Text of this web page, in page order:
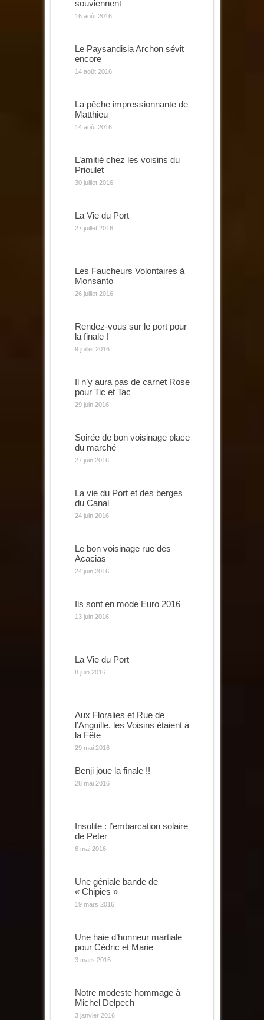
souviennent
16 août 2016
Le Paysandisia Archon sévit
encore
14 août 2016
La pêche impressionnante de
Matthieu
14 août 2016
L’amitié chez les voisins du
Prioulet
30 juillet 2016
La Vie du Port
27 juillet 2016
Les Faucheurs Volontaires à
Monsanto
26 juillet 2016
Rendez-vous sur le port pour
la finale !
9 juillet 2016
Il n’y aura pas de carnet Rose
pour Tic et Tac
29 juin 2016
Soirée de bon voisinage place
du marché
27 juin 2016
La vie du Port et des berges
du Canal
24 juin 2016
Le bon voisinage rue des
Acacias
24 juin 2016
Ils sont en mode Euro 2016
13 juin 2016
La Vie du Port
8 juin 2016
Aux Floralies et Rue de
l’Anguille, les Voisins étaient à
la Fête
29 mai 2016
Benji joue la finale !!
28 mai 2016
Insolite : l’embarcation solaire
de Peter
6 mai 2016
Une géniale bande de
« Chipies »
19 mars 2016
Une haie d’honneur martiale
pour Cédric et Marie
3 mars 2016
Notre modeste hommage à
Michel Delpech
3 janvier 2016